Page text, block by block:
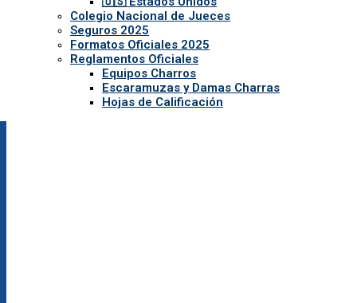
Colegio Nacional de Jueces
Seguros 2025
Formatos Oficiales 2025
Reglamentos Oficiales
Equipos Charros
Escaramuzas y Damas Charras
Hojas de Calificación